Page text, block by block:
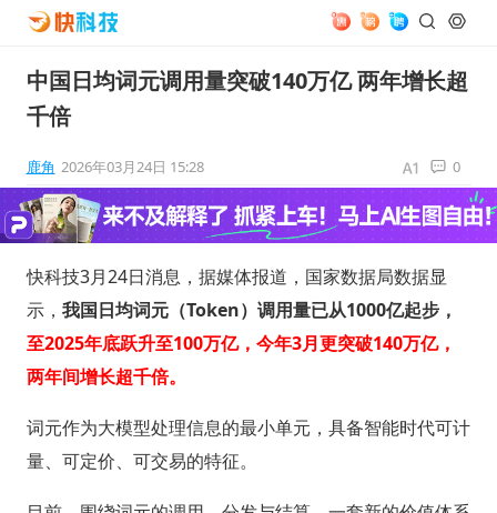
中国日均词元调用量突破140万亿 两年增长超
千倍
鹿角 2026年03月24日 15:28 0
快科技3月24日消息，据媒体报道，国家数据局数据显
示， 我国日均词元（Token）调用量已从1000亿起步，
至2025年底跃升至100万亿，今年3月更突破140万亿，
两年间增长超千倍。
词元作为大模型处理信息的最小单元，具备智能时代可计
量、可定价、可交易的特征。